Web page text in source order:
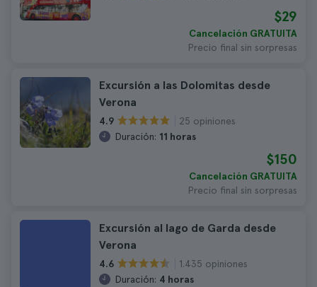
$29
Cancelación GRATUITA
Precio final sin sorpresas
Excursión a las Dolomitas desde
Verona
4.9
25 opiniones
Duración: 11 horas
$150
Cancelación GRATUITA
Precio final sin sorpresas
Excursión al lago de Garda desde
Verona
4.6
1.435 opiniones
Duración: 4 horas